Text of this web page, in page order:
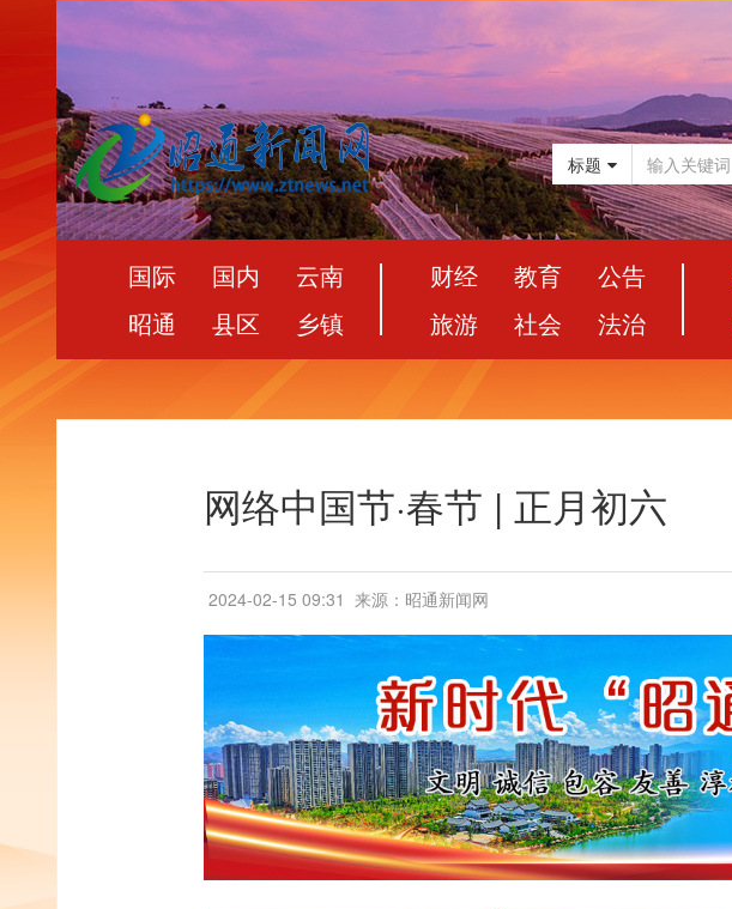
标题
国际 国内
云南
昭通
县区 乡镇
财经 教育
公告
旅游
社会 法治
网络中国节·春节 | 正月初六
2024-02-15 09:31 来源：昭通新闻网